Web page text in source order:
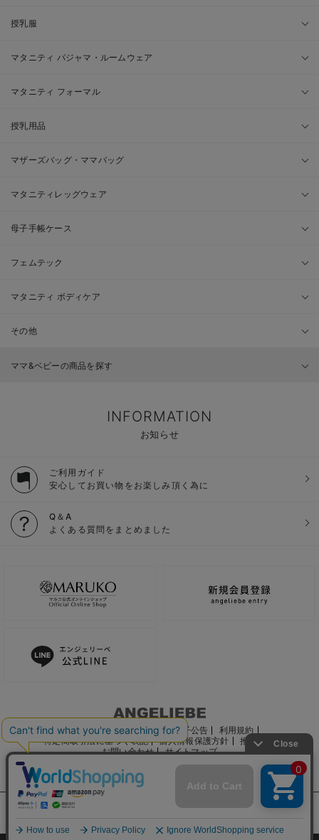
授乳服
マタニティ パジャマ・ルームウェア
マタニティ フォーマル
授乳用品
マザーズバッグ・ママバッグ
マタニティレッグウェア
母子手帳ケース
フェムテック
マタニティ ボディケア
その他
ママ&ベビーの商品を探す
INFORMATION
お知らせ
ご利用ガイド
安心してお買い物をお楽しみ頂く為に
Q＆A
よくある質問をまとめました
ご利用ガイド 会社概要 電子公告
利用規約
特定商取引法に基づく表記
個人情報保護方針
推奨環境
お問い合わせ
サイトマップ
サイト内の文章、画像などの著作物はマルコ株式会社に属します。